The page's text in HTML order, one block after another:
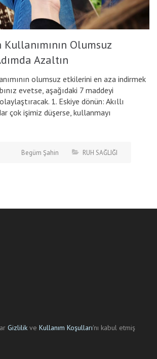
Kullanımının Olumsuz
Azaltın
olumsuz etkilerini en aza indirmek
evetse, aşağıdaki 7 maddeyi
1. Eskiye dönün: Akıllı
çok işimiz düşerse, kullanmayı
Begüm Şahin RUH SAĞLIĞI
Gizlilik ve Kullanım Koşulları'nı kabul etmiş